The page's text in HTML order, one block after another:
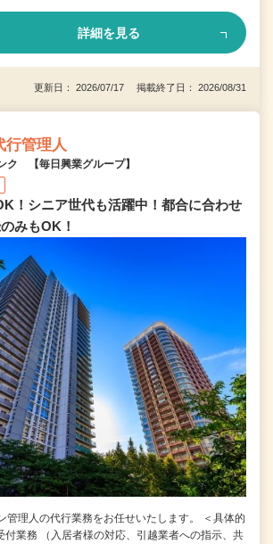
詳細を見る
更新日： 2026/07/17 掲載終了日： 2026/08/31
行管理人
ク 【毎日興業グループ】
！シニア世代も活躍中！都合に合わせ
みもOK！
管理人の代行業務をお任せいたします。 ＜具体的
付業務 （入居者様の対応、引越業者への指示、共